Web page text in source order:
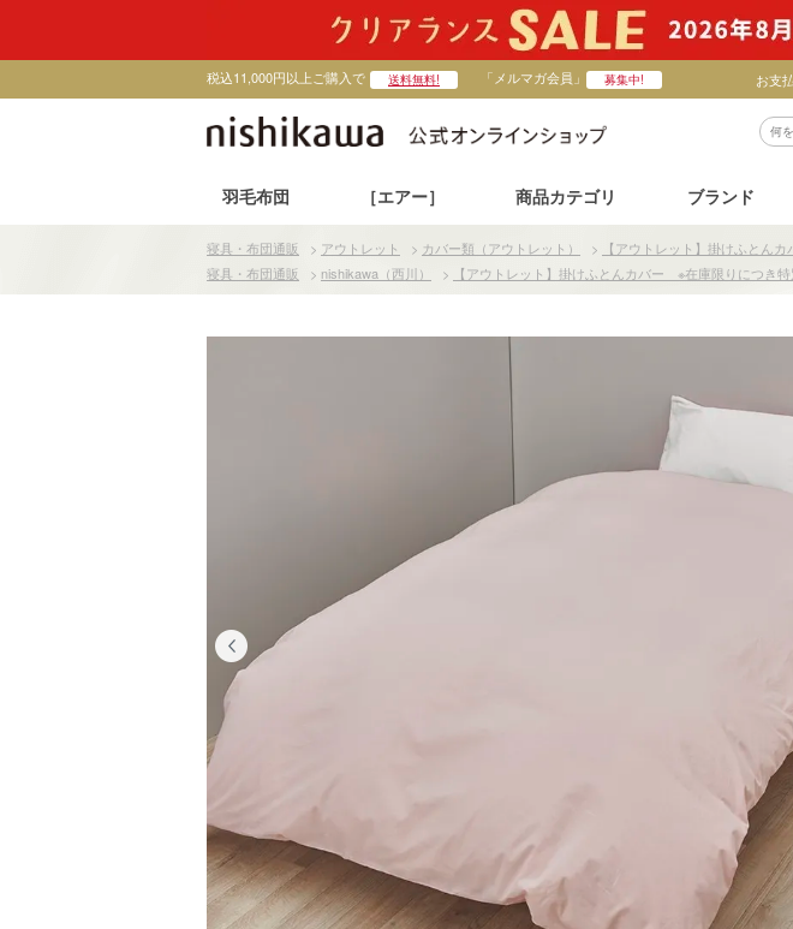
税込11,000円以上ご購入で 送料無料! 「メルマガ会員」 募集中! お支
羽毛布団 ［エアー］ 商品カテゴリ ブランド
寝具・布団通販 > アウトレット > カバー類（アウトレット） >
【アウトレット】掛けふとん
寝具・布団通販
> nishikawa（西川） > 【アウトレット】掛けふとんカバー ※在庫限りにつき